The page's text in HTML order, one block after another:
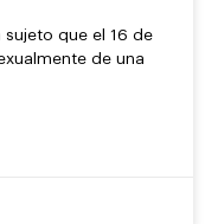
sujeto que el 16 de
de una